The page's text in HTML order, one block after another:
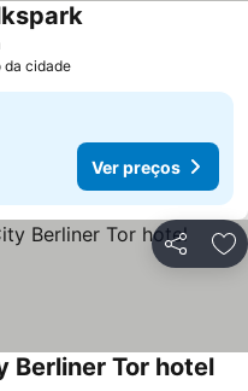
Ver preços
da cidade
Ver preços
Partilhar
Berliner Tor hotel